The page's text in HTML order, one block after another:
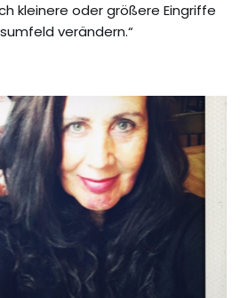
kleinere oder größere Eingriffe
verändern.“